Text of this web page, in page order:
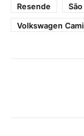
Resende
Volkswagen